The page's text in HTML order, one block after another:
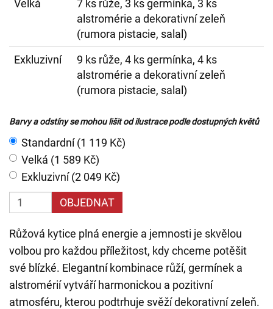
Velká
7 ks růže, 3 ks germínka, 3 ks
alstromérie a dekorativní zeleň
(rumora pistacie, salal)
Exkluzivní
9 ks růže, 4 ks germínka, 4 ks
alstromérie a dekorativní zeleň
(rumora pistacie, salal)
Barvy a odstíny se mohou lišit od ilustrace podle dostupných květů
Standardní (1 119 Kč)
Velká (1 589 Kč)
Exkluzivní (2 049 Kč)
OBJEDNAT
Růžová kytice plná energie a jemnosti je skvělou
volbou pro každou příležitost, kdy chceme potěšit
své blízké. Elegantní kombinace růží, germínek a
alstromérií vytváří harmonickou a pozitivní
atmosféru, kterou podtrhuje svěží dekorativní zeleň.